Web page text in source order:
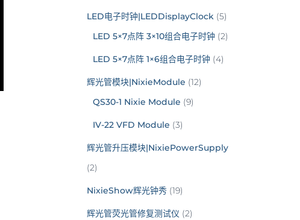
LED电子时钟|LEDDisplayClock(5)
LED 5×7点阵 3×10组合电子时钟(2)
LED 5×7点阵 1×6组合电子时钟(4)
辉光管模块|NixieModule (12)
QS30-1 Nixie Module (9)
IV-22 VFD Module (3)
辉光管升压模块|NixiePowerSupply
(2)
NixieShow辉光钟秀(19)
辉光管荧光管修复测试仪 (2)